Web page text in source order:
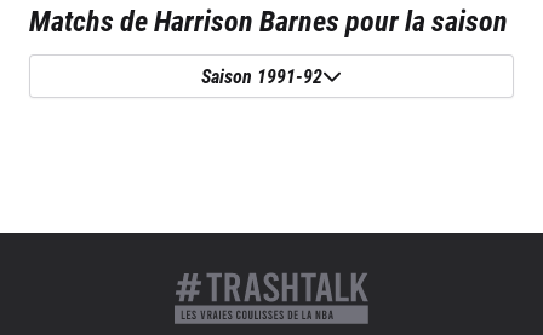
Matchs deHarrison Barnespour la saison
Saison 1991-92